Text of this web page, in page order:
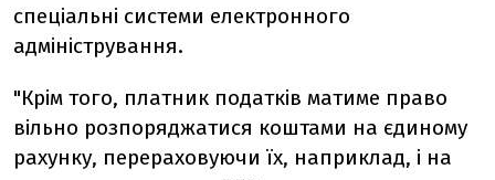
спеціальні системи електронного
адміністрування.
"Крім того, платник податків матиме право
вільно розпоряджатися коштами на єдиному
рахунку, перераховуючи їх, наприклад, і на